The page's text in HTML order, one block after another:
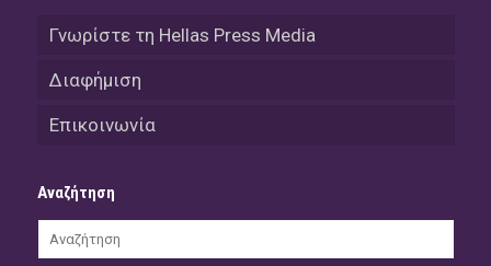
Γνωρίστε τη Hellas Press Media
Διαφήμιση
Επικοινωνία
Αναζήτηση